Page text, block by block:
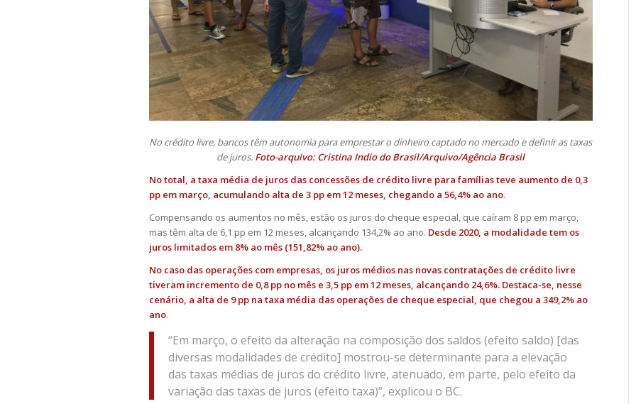
No crédito livre, bancos têm autonomia para emprestar o dinheiro captado no mercado e definir as taxas
de juros. Foto-arquivo: Cristina Indio do Brasil/Arquivo/Agência Brasil
No total, a taxa média de juros das concessões de crédito livre para famílias teve aumento de 0,3
pp em março, acumulando alta de 3 pp em 12 meses, chegando a 56,4% ao ano.
Compensando os aumentos no mês, estão os juros do cheque especial, que caíram 8 pp em março,
mas têm alta de 6,1 pp em 12 meses, alcançando 134,2% ao ano. Desde 2020, a modalidade tem os
juros limitados em 8% ao mês (151,82% ao ano).
No caso das operações com empresas, os juros médios nas novas contratações de crédito livre
tiveram incremento de 0,8 pp no mês e 3,5 pp em 12 meses, alcançando 24,6%. Destaca-se, nesse
cenário, a alta de 9 pp na taxa média das operações de cheque especial, que chegou a 349,2% ao
ano.
“Em março, o efeito da alteração na composição dos saldos (efeito saldo) [das
diversas modalidades de crédito] mostrou-se determinante para a elevação
das taxas médias de juros do crédito livre, atenuado, em parte, pelo efeito da
variação das taxas de juros (efeito taxa)”, explicou o BC.